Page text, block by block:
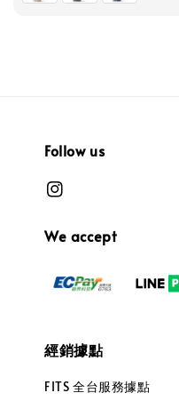
Follow us
We accept
經銷據點
FITS 全台服務據點